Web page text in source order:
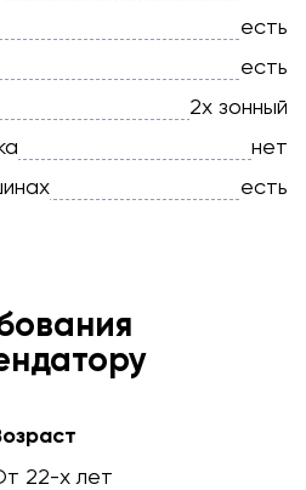
есть
есть
2х зонный
нет
есть
22-х лет